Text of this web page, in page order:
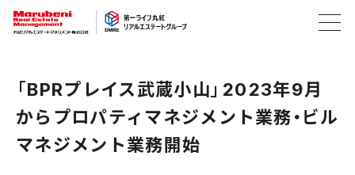
「BPRプレイス武蔵小山」2023年9月
からプロパティマネジメント業務・ビル
マネジメント業務開始